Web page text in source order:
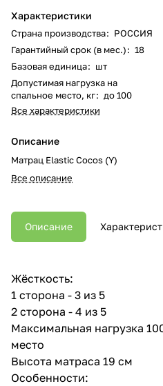
Характеристики
Страна производства: РОССИЯ
Гарантийный срок (в мес.): 18
Базовая единица: шт
Допустимая нагрузка на
спальное место, кг: до 100
Все характеристики
Описание
Матрац Elastic Cocos (Y)
Все описание
Описание
Жёсткость:
1 сторона - 3 из 5
2 сторона - 4 из 5
Максимальная нагрузка
место
Высота матраса 19 см
Особенности: